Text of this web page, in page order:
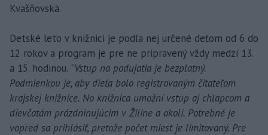
Kvašňovská.
Detské leto v knižnici je podľa nej určené deťom od 6 do
12 rokov a program je pre ne pripravený vždy medzi 13.
a 15. hodinou. "Vstup na podujatia je bezplatný.
Podmienkou je, aby dieťa bolo registrovaným čitateľom
krajskej knižnice. No knižnica umožní vstup aj chlapcom a
dievčatám prázdninujúcim v Žiline a okolí. Potrebné je
vopred sa prihlásiť, pretože počet miest je limitovaný. Pre